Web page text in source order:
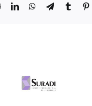
RedditLinkedInWhatsApp
TelegramTumblr